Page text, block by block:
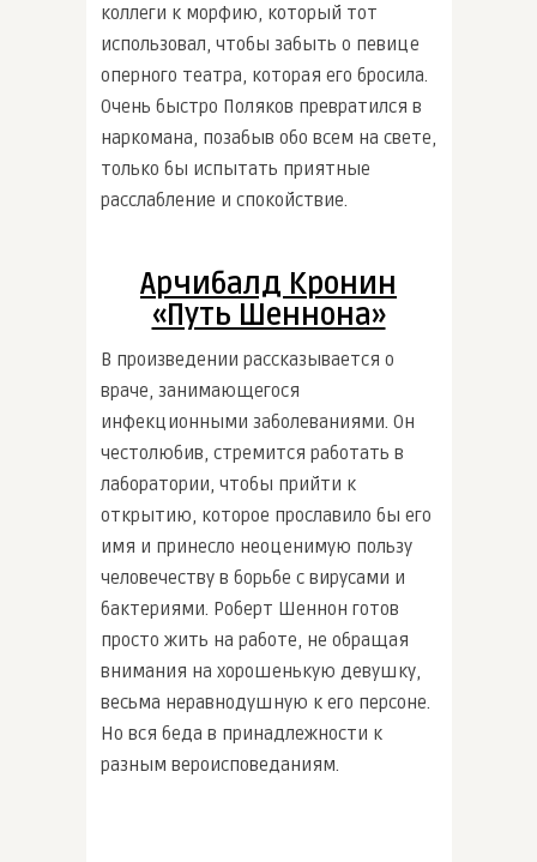
коллеги к морфию, который тот
использовал, чтобы забыть о певице
оперного театра, которая его бросила.
Очень быстро Поляков превратился в
наркомана, позабыв обо всем на свете,
только бы испытать приятные
расслабление и спокойствие.
Арчибалд Кронин
«Путь Шеннона»
В произведении рассказывается о
враче, занимающегося
инфекционными заболеваниями. Он
честолюбив, стремится работать в
лаборатории, чтобы прийти к
открытию, которое прославило бы его
имя и принесло неоценимую пользу
человечеству в борьбе с вирусами и
бактериями. Роберт Шеннон готов
просто жить на работе, не обращая
внимания на хорошенькую девушку,
весьма неравнодушную к его персоне.
Но вся беда в принадлежности к
разным вероисповеданиям.